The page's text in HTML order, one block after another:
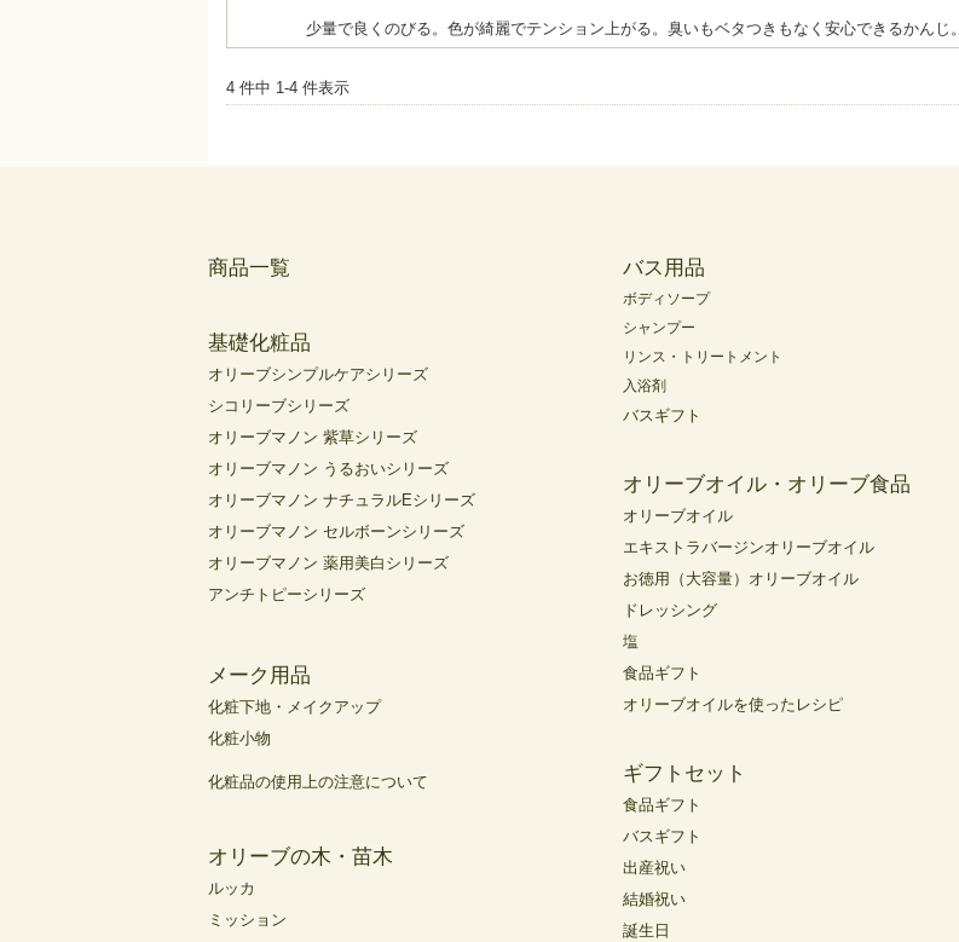
少量で良くのびる。色が綺麗でテンション上がる。臭いもベタつきもなく安心できるかんじ。
4 件中 1-4 件表示
商品一覧
基礎化粧品
オリーブシンプルケアシリーズ
シコリーブシリーズ
オリーブマノン 紫草シリーズ
オリーブマノン うるおいシリーズ
オリーブマノン ナチュラルEシリーズ
オリーブマノン セルボーンシリーズ
オリーブマノン 薬用美白シリーズ
アンチトピーシリーズ
メーク用品
化粧下地・メイクアップ
化粧小物
化粧品の使用上の注意について
オリーブの木・苗木
ルッカ
ミッション
バス用品
ボディソープ
シャンプー
リンス・トリートメント
入浴剤
バスギフト
オリーブオイル・オリーブ食品
オリーブオイル
エキストラバージンオリーブオイル
お徳用（大容量）オリーブオイル
ドレッシング
塩
食品ギフト
オリーブオイルを使ったレシピ
ギフトセット
食品ギフト
バスギフト
出産祝い
結婚祝い
誕生日